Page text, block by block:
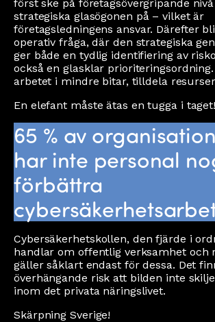
först ske på företagsövergripande
strategiska glasögonen på – vilket är
företagsledningens ansvar. Därefter
operativ fråga, där den strategiska
ger både en tydlig identifiering av
också en glasklar
arbetet i mindre bitar, tilldela
En elefant måste ätas en tugga i taget!
65 % av
har inte personal
förbättra
Cybersäkerhetskollen, den fjärde i
handlar om offentlig verksamhet och
gäller såklart endast för dessa. Det
överhängande risk att bilden inte
inom det privata näringslivet.
Skärpning Sverige!